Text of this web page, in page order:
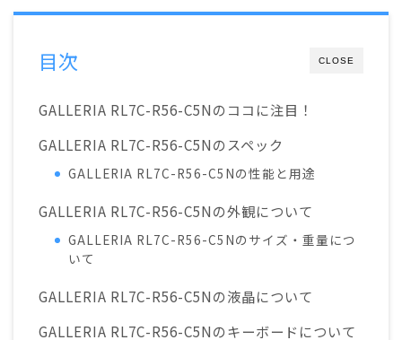
CLOSE
目次
GALLERIA RL7C-R56-C5Nのココに注目！
GALLERIA RL7C-R56-C5Nのスペック
GALLERIA RL7C-R56-C5Nの性能と用途
GALLERIA RL7C-R56-C5Nの外観について
GALLERIA RL7C-R56-C5Nのサイズ・重量につ
いて
GALLERIA RL7C-R56-C5Nの液晶について
GALLERIA RL7C-R56-C5Nのキーボードについて